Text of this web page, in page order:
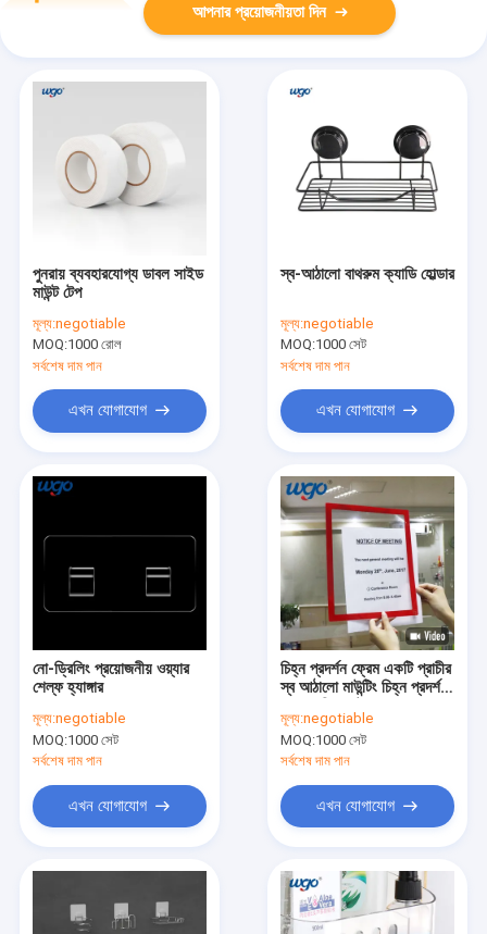
পণ্য
আপনার প্রয়োজনীয়তা দিন
পুনরায় ব্যবহারযোগ্য ডাবল সাইড
মাউন্ট টেপ
মূল্য:negotiable
MOQ:1000 রোল
সর্বশেষ দাম পান
এখন যোগাযোগ
স্ব-আঠালো বাথরুম ক্যাডি হোল্ডার
মূল্য:negotiable
MOQ:1000 সেট
সর্বশেষ দাম পান
এখন যোগাযোগ
নো-ড্রিলিং প্রয়োজনীয় ওয়্যার
শেল্ফ হ্যাঙ্গার
মূল্য:negotiable
MOQ:1000 সেট
সর্বশেষ দাম পান
এখন যোগাযোগ
চিহ্ন প্রদর্শন ফ্রেম একটি প্রাচীর
স্ব আঠালো মাউন্টিং চিহ্ন প্রদর্শন
মূল্য:negotiable
MOQ:1000 সেট
সর্বশেষ দাম পান
এখন যোগাযোগ